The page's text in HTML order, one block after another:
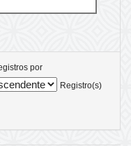
por
Registro(s)